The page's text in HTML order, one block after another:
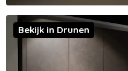
Bekijk in Drunen